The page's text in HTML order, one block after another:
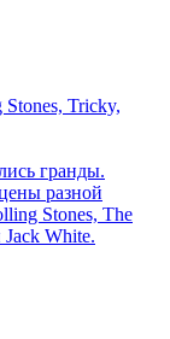
Tricky,
гранды.
разной
Stones, The
White.